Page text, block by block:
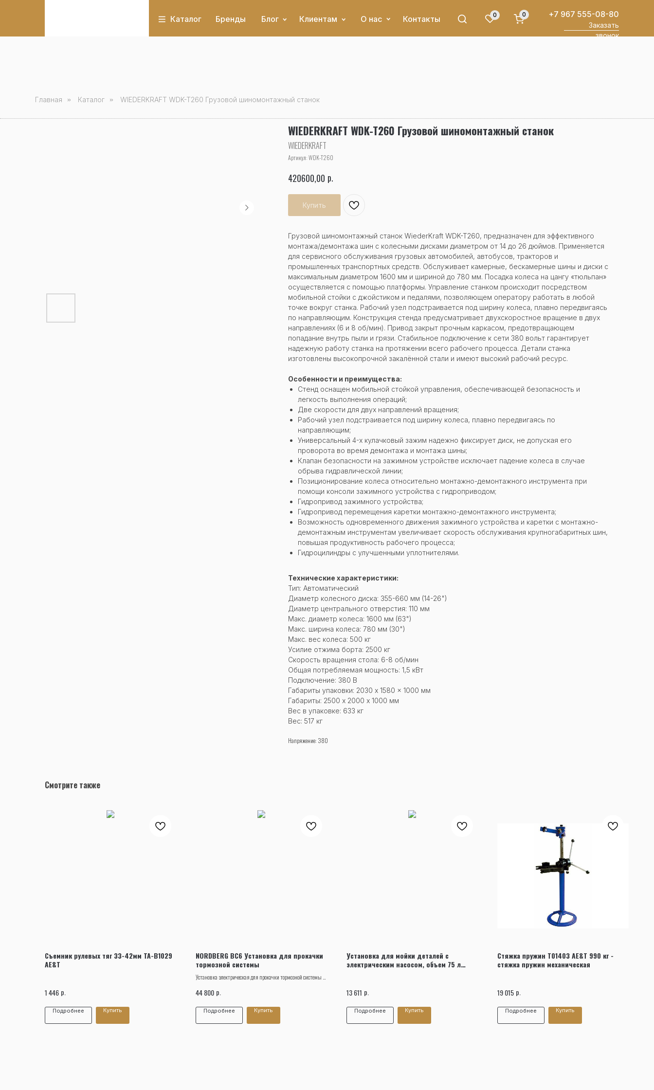
Контакты
Каталог 0 0 +7 967 555-08-80
Заказать
звонок
Клиентам О нас
Бренды Блог
Главная » Каталог » WIEDERKRAFT WDK-T260 Грузовой шиномонтажный станок
WIEDERKRAFT WDK-T260 Грузовой шиномонтажный станок
WIEDERKRAFT
Артикул:WDK-T260
420600,00 р.
Купить
Грузовой шиномонтажный станок WiederKraft WDK-T260, предназначен для эффективного
монтажа/демонтажа шин с колесными дисками диаметром от 14 до 26 дюймов. Применяется
для сервисного обслуживания грузовых автомобилей, автобусов, тракторов и
промышленных транспортных средств. Обслуживает камерные, бескамерные шины и диски с
максимальным диаметром 1600 мм и шириной до 780 мм. Посадка колеса на цангу «тюльпан»
осуществляется с помощью платформы. Управление станком происходит посредством
мобильной стойки с джойстиком и педалями, позволяющем оператору работать в любой
точке вокруг станка. Рабочий узел подстраивается под ширину колеса, плавно передвигаясь
по направляющим. Конструкция стенда предусматривает двухскоростное вращение в двух
направлениях (6 и 8 об/мин). Привод закрыт прочным каркасом, предотвращающем
попадание внутрь пыли и грязи. Стабильное подключение к сети 380 вольт гарантирует
надежную работу станка на протяжении всего рабочего процесса. Детали станка
изготовлены высокопрочной закалённой стали и имеют высокий рабочий ресурс.
Особенности и преимущества:
Стенд оснащен мобильной стойкой управления, обеспечивающей безопасность и
легкость выполнения операций;
Две скорости для двух направлений вращения;
Рабочий узел подстраивается под ширину колеса, плавно передвигаясь по
направляющим;
Универсальный 4-х кулачковый зажим надежно фиксирует диск, не допуская его
проворота во время демонтажа и монтажа шины;
Клапан безопасности на зажимном устройстве исключает падение колеса в случае
обрыва гидравлической линии;
Позиционирование колеса относительно монтажно-демонтажного инструмента при
помощи консоли зажимного устройства с гидроприводом;
Гидропривод зажимного устройства;
Гидропривод перемещения каретки монтажно-демонтажного инструмента;
Возможность одновременного движения зажимного устройства и каретки с монтажно-
демонтажным инструментам увеличивает скорость обслуживания крупногабаритных шин,
повышая продуктивность рабочего процесса;
Гидроцилиндры с улучшенными уплотнителями.
Технические характеристики:
Тип: Автоматический
Диаметр колесного диска: 355-660 мм (14-26")
Диаметр центрального отверстия: 110 мм
Макс. диаметр колеса: 1600 мм (63")
Макс. ширина колеса: 780 мм (30")
Макс. вес колеса: 500 кг
Усилие отжима борта: 2500 кг
Скорость вращения стола: 6-8 об/мин
Общая потребляемая мощность: 1,5 кВт
Подключение: 380 В
Габариты упаковки: 2030 x 1580 x 1000 мм
Габариты: 2500 x 2000 х 1000 мм
Вес в упаковке: 633 кг
Вес: 517 кг
Напряжение: 380
Смотрите также
Съемник рулевых тяг 33-42мм TA-B1029
AE&T
1 446 р.
Подробнее Купить
NORDBERG BC6 Установка для прокачки
тормозной системы
Установка электрическая для прокачки тормозной системы и
44 800 р.
Подробнее Купить
Установка для мойки деталей с
электрическим насосом, объем 75 л
13 611 р.
Подробнее Купить
Стяжка пружин T01403 AE&T 990 кг -
стяжка пружин механическая
19 015 р.
Подробнее Купить